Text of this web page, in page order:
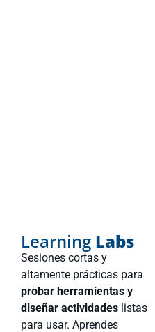
Learning Labs
Sesiones cortas y
altamente prácticas para
probar herramientas y
diseñar actividades listas
para usar. Aprendes